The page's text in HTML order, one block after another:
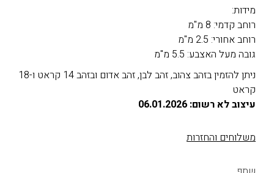
מידות:
רוחב קדמי: 8 מ"מ
רוחב אחורי: 2.5 מ"מ
גובה מעל האצבע: 5.5 מ"מ
ניתן להזמין בזהב צהוב, זהב לבן, זהב אדום ובזהב 14 קראט ו-18
קראט
עיצוב לא רשום: 06.01.2026
משלוחים והחזרות